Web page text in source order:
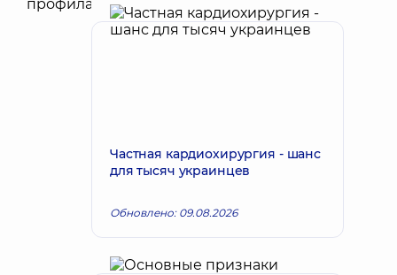
Частная кардиохирургия - шанс
для тысяч украинцев
Обновлено: 09.08.2026